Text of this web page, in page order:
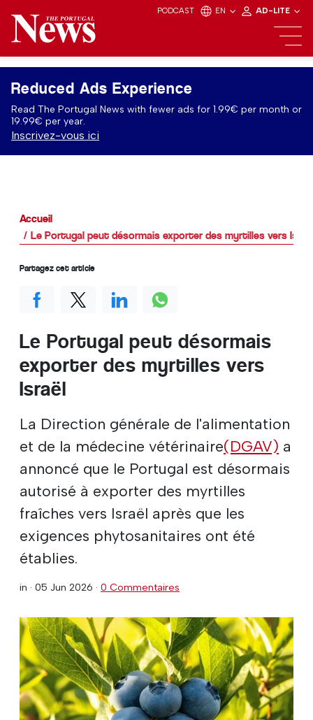
PODCAST EN AD-LITE
Reduced Ads Experience
Read The Portugal News with fewer ads for 1.99€ per month or
19.99€ per year.
Inscrivez-vous ici
Accueil
Le Portugal peut désormais exporter des myrtilles vers
Le Portugal peut désormais
exporter des myrtilles vers
Israël
La Direction générale de l'alimentation
et de la médecine vétérinaire(DGAV) a
annoncé que le Portugal est désormais
autorisé à exporter des myrtilles
fraîches vers Israël après que les
exigences phytosanitaires ont été
établies.
in · 05 Jun 2026 · 0 Commentaires
Partagez cet article